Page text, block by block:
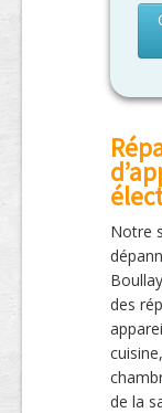
Notre
des
de la